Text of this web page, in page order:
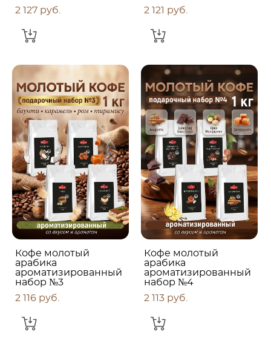
2 127 pуб.
2 121 pуб.
Кофе молотый
арабика
ароматизированный
набор №3
2 116 pуб.
Кофе молотый
арабика
ароматизированный
набор №4
2 113 pуб.